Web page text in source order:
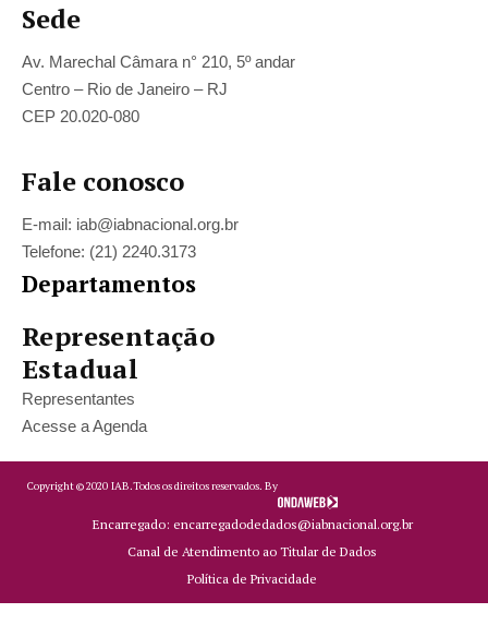
Sede
Av. Marechal Câmara n° 210, 5º andar
Centro – Rio de Janeiro – RJ
CEP 20.020-080
Fale conosco
E-mail: iab@iabnacional.org.br
Telefone: (21) 2240.3173
Departamentos
Representação
Estadual
Representantes
Acesse a Agenda
Copyright ©2020 IAB.Todos os direitos reservados. By
Encarregado: encarregadodedados@iabnacional.org.br
Canal de Atendimento ao Titular de Dados
Política de Privacidade